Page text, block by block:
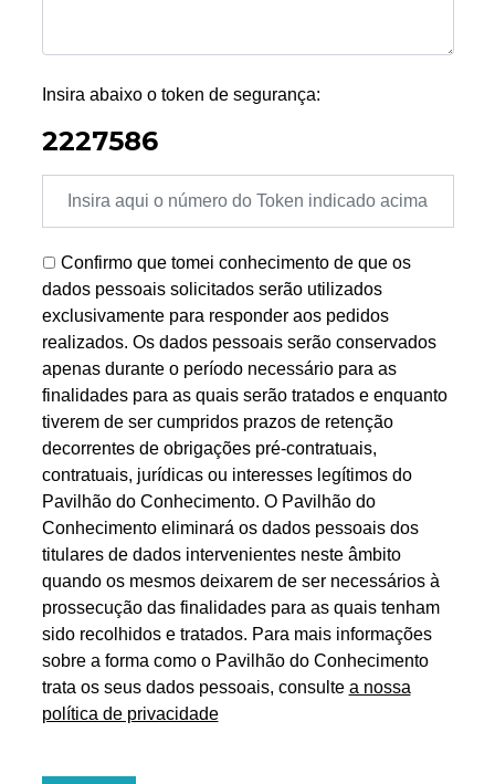
Insira abaixo o token de segurança:
2227586
Confirmo que tomei conhecimento de que os
dados pessoais solicitados serão utilizados
exclusivamente para responder aos pedidos
realizados. Os dados pessoais serão conservados
apenas durante o período necessário para as
finalidades para as quais serão tratados e enquanto
tiverem de ser cumpridos prazos de retenção
decorrentes de obrigações pré-contratuais,
contratuais, jurídicas ou interesses legítimos do
Pavilhão do Conhecimento. O Pavilhão do
Conhecimento eliminará os dados pessoais dos
titulares de dados intervenientes neste âmbito
quando os mesmos deixarem de ser necessários à
prossecução das finalidades para as quais tenham
sido recolhidos e tratados. Para mais informações
sobre a forma como o Pavilhão do Conhecimento
trata os seus dados pessoais, consulte a nossa
política de privacidade